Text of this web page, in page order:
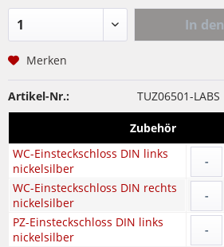
In den
Merken
Artikel-Nr.: TUZ06501-LABS
Zubehör
WC-Einsteckschloss DIN links
nickelsilber
-
WC-Einsteckschloss DIN rechts
nickelsilber
-
PZ-Einsteckschloss DIN links
nickelsilber
-